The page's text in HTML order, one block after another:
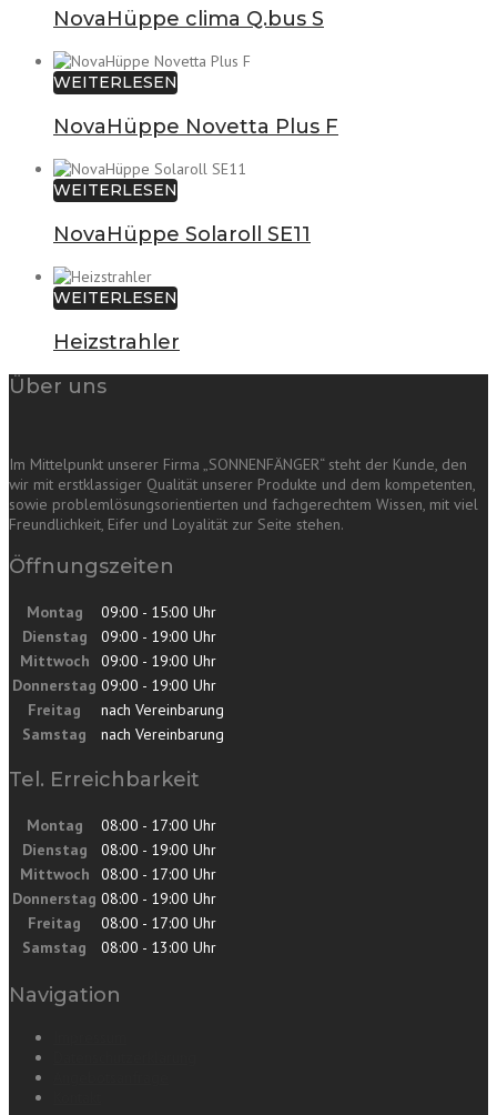
NovaHüppe clima Q.bus S
WEITERLESEN
NovaHüppe Novetta Plus F
WEITERLESEN
NovaHüppe Solaroll SE11
WEITERLESEN
Heizstrahler
Über uns
Im Mittelpunkt unserer Firma „SONNENFÄNGER“ steht der Kunde, den
wir mit erstklassiger Qualität unserer Produkte und dem kompetenten,
sowie problemlösungsorientierten und fachgerechtem Wissen, mit viel
Freundlichkeit, Eifer und Loyalität zur Seite stehen.
Öffnungszeiten
Montag
09:00 - 15:00 Uhr
Dienstag
09:00 - 19:00 Uhr
Mittwoch
09:00 - 19:00 Uhr
Donnerstag 09:00 - 19:00 Uhr
Freitag
nach Vereinbarung
Samstag
nach Vereinbarung
Tel. Erreichbarkeit
Montag
08:00 - 17:00 Uhr
Dienstag
08:00 - 19:00 Uhr
Mittwoch
08:00 - 17:00 Uhr
Donnerstag 08:00 - 19:00 Uhr
Freitag
08:00 - 17:00 Uhr
Samstag
08:00 - 13:00 Uhr
Navigation